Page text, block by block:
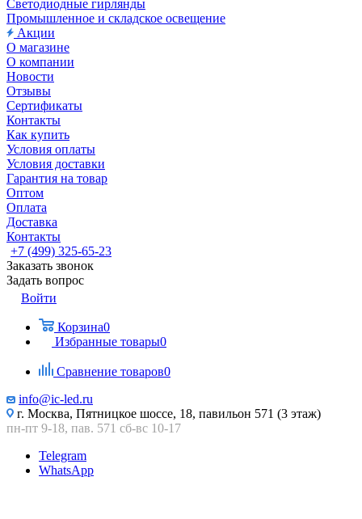
Светодиодные гирлянды
Промышленное и складское освещение
Акции
О магазине
О компании
Новости
Отзывы
Сертификаты
Контакты
Как купить
Условия оплаты
Условия доставки
Гарантия на товар
Оптом
Оплата
Доставка
Контакты
+7 (499) 325-65-23
Заказать звонок
Задать вопрос
Войти
Корзина0
Избранные товары0
Сравнение товаров0
info@ic-led.ru
г. Москва, Пятницкое шоссе, 18, павильон 571 (3 этаж)
пн-пт 9-18, пав. 571 сб-вс 10-17
Telegram
WhatsApp